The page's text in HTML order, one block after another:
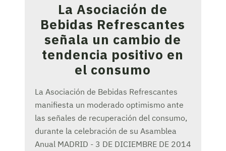
La Asociación de
Bebidas Refrescantes
señala un cambio de
tendencia positivo en
el consumo
La Asociación de Bebidas Refrescantes
manifiesta un moderado optimismo ante
las señales de recuperación del consumo,
durante la celebración de su Asamblea
Anual MADRID - 3 DE DICIEMBRE DE 2014